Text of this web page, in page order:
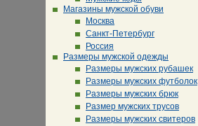
Магазины мужской обуви
Москва
Санкт-Петербург
Россия
Размеры мужской одежды
Размеры мужских рубашек
Размеры мужских футболок
Размеры мужских брюк
Размер мужских трусов
Размеры мужских свитеров